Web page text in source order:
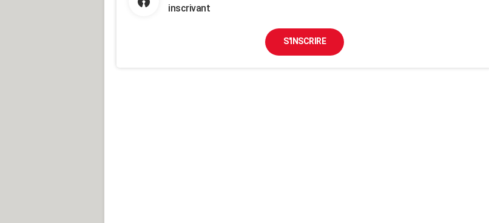
inscrivant
S'INSCRIRE